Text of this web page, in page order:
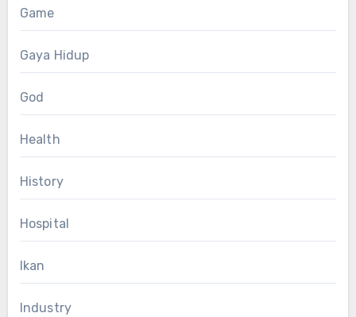
Game
Gaya Hidup
God
Health
History
Hospital
Ikan
Industry